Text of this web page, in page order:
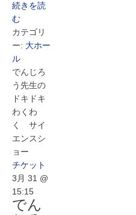
続きを読
む
カテゴリ
ー: 大ホー
ル
でんじろ
う先生の
ドキドキ
わくわ
く サイ
エンスシ
ョー
チケット
3月 31 @
15:15
でん